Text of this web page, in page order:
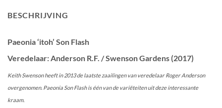
BESCHRIJVING
Paeonia ‘itoh’ Son Flash
Veredelaar: Anderson R.F. / Swenson Gardens (2017)
Keith Swenson heeft in 2013 de laatste zaailingen van veredelaar Roger Anderson
overgenomen. Paeonia Son Flash is één van de variëteiten uit deze interessante
kraam.